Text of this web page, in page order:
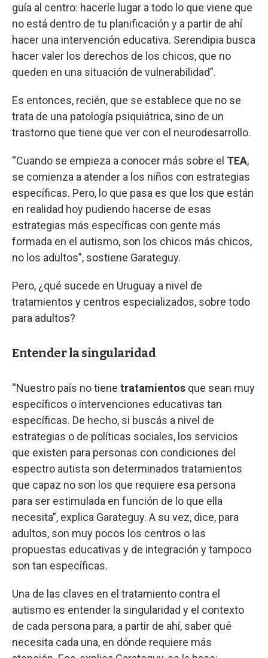
guía al centro: hacerle lugar a todo lo que viene que
no está dentro de tu planificación y a partir de ahí
hacer una intervención educativa. Serendipia busca
hacer valer los derechos de los chicos, que no
queden en una situación de vulnerabilidad”.
Es entonces, recién, que se establece que no se
trata de una patología psiquiátrica, sino de un
trastorno que tiene que ver con el neurodesarrollo.
“Cuando se empieza a conocer más sobre el TEA,
se comienza a atender a los niños con estrategias
específicas. Pero, lo que pasa es que los que están
en realidad hoy pudiendo hacerse de esas
estrategias más específicas con gente más
formada en el autismo, son los chicos más chicos,
no los adultos”, sostiene Garateguy.
Pero, ¿qué sucede en Uruguay a nivel de
tratamientos y centros especializados, sobre todo
para adultos?
Entender la singularidad
“Nuestro país no tiene tratamientos que sean muy
específicos o intervenciones educativas tan
específicas. De hecho, si buscás a nivel de
estrategias o de políticas sociales, los servicios
que existen para personas con condiciones del
espectro autista son determinados tratamientos
que capaz no son los que requiere esa persona
para ser estimulada en función de lo que ella
necesita”, explica Garateguy. A su vez, dice, para
adultos, son muy pocos los centros o las
propuestas educativas y de integración y tampoco
son tan específicas.
Una de las claves en el tratamiento contra el
autismo es entender la singularidad y el contexto
de cada persona para, a partir de ahí, saber qué
necesita cada una, en dónde requiere más